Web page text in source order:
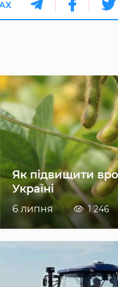
Як підвищити
Україні
6 липня 1 246